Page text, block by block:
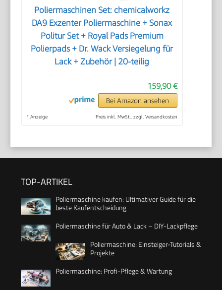
Poliermaschinen Set: chemicalworkz
DA9 Exzenter Poliermaschine + Sonax
Politur Set + Royal Pads Premium
Polierpads + Dr. Wack Versiegelung für
Lack + Zubehör | 20-teilig
159,90 €
Bei Amazon ansehen
* Anzeige Preis inkl. MwSt., zzgl. Versandkosten
TOP-ARTIKEL
Poliermaschine kaufen: Ultimativer Guide für die
beste Kaufentscheidung
Poliermaschine für Auto & Lack – DIY-Lackpflege
Poliermaschine: Einsteiger-Tutorials &
Projekte
Poliermaschine: Profi-Pflege & Wartung